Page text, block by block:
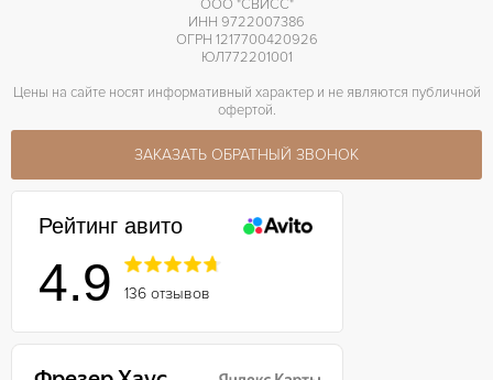
ООО "СВИСС"
ИНН 9722007386
ОГРН 1217700420926
ЮЛ772201001
Цены на сайте носят информативный характер и не являются публичной
офертой.
ЗАКАЗАТЬ ОБРАТНЫЙ ЗВОНОК
Рейтинг авито
4.9 136 отзывов